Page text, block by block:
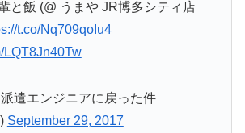
と飯 (@ うまや JR博多シティ店
t.co/Nq709qoIu4
LQT8Jn40Tw
遣エンジニアに戻った件
September 29, 2017